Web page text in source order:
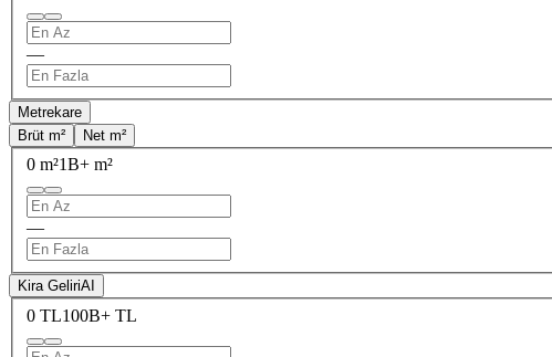
—
Metrekare
Brüt m²
Net m²
0 m²1B+ m²
—
Kira GeliriAI
0 TL100B+ TL